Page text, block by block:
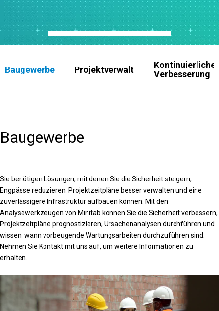
Baugewerbe Projektverwaltung
Kontinuierliche
Verbesserung
Baugewerbe
Sie benötigen Lösungen, mit denen Sie die Sicherheit steigern,
Engpässe reduzieren, Projektzeitpläne besser verwalten und eine
zuverlässigere Infrastruktur aufbauen können. Mit den
Analysewerkzeugen von Minitab können Sie die Sicherheit verbessern,
Projektzeitpläne prognostizieren, Ursachenanalysen durchführen und
wissen, wann vorbeugende Wartungsarbeiten durchzuführen sind.
Nehmen Sie Kontakt mit uns auf, um weitere Informationen zu
erhalten.